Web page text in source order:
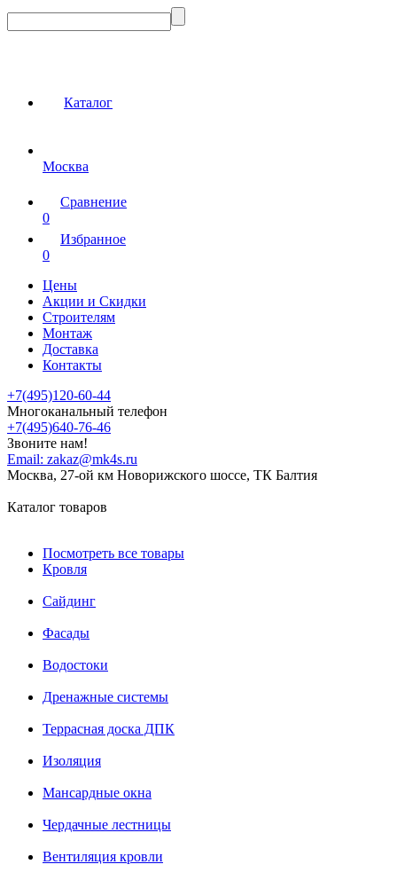
Каталог
Москва
Сравнение
0
Избранное
0
Цены
Акции и Скидки
Строителям
Монтаж
Доставка
Контакты
+7(495)120-60-44
Многоканальный телефон
+7(495)640-76-46
Звоните нам!
Email: zakaz@mk4s.ru
Москва, 27-ой км Новорижского шоссе, ТК Балтия
Каталог товаров
Посмотреть все товары
Кровля
Сайдинг
Фасады
Водостоки
Дренажные системы
Террасная доска ДПК
Изоляция
Мансардные окна
Чердачные лестницы
Вентиляция кровли